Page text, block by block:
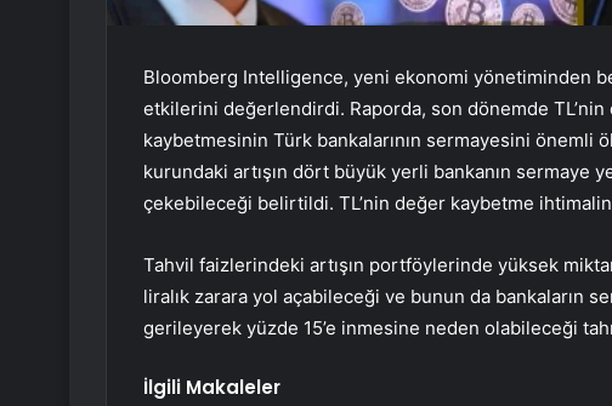
Bloomberg Intelligence, yeni ekonomi yönetiminden
etkilerini değerlendirdi. Raporda, son dönemde TL’nin
kaybetmesinin Türk bankalarının sermayesini
kurundaki artışın dört büyük yerli bankanın sermaye
çekebileceği belirtildi. TL’nin değer kaybetme
Tahvil faizlerindeki artışın portföylerinde yüksek
liralık zarara yol açabileceği ve bunun da bankaların
gerileyerek yüzde 15’e inmesine neden olabileceği
İlgili Makaleler